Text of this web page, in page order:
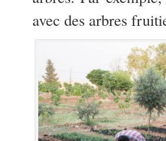
avec des arbres